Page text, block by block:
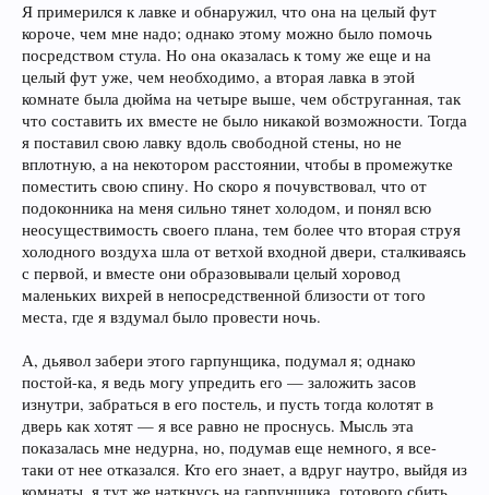
Я примерился к лавке и обнаружил, что она на целый фут
короче, чем мне надо; однако этому можно было помочь
посредством стула. Но она оказалась к тому же еще и на
целый фут уже, чем необходимо, а вторая лавка в этой
комнате была дюйма на четыре выше, чем обструганная, так
что составить их вместе не было никакой возможности. Тогда
я поставил свою лавку вдоль свободной стены, но не
вплотную, а на некотором расстоянии, чтобы в промежутке
поместить свою спину. Но скоро я почувствовал, что от
подоконника на меня сильно тянет холодом, и понял всю
неосуществимость своего плана, тем более что вторая струя
холодного воздуха шла от ветхой входной двери, сталкиваясь
с первой, и вместе они образовывали целый хоровод
маленьких вихрей в непосредственной близости от того
места, где я вздумал было провести ночь.
А, дьявол забери этого гарпунщика, подумал я; однако
постой-ка, я ведь могу упредить его — заложить засов
изнутри, забраться в его постель, и пусть тогда колотят в
дверь как хотят — я все равно не проснусь. Мысль эта
показалась мне недурна, но, подумав еще немного, я все-
таки от нее отказался. Кто его знает, а вдруг наутро, выйдя из